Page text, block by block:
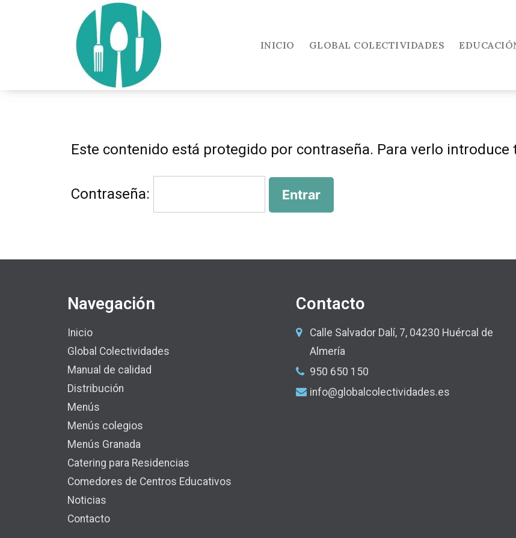
INICIO GLOBAL COLECTIVIDADES
Este contenido está protegido por contraseña. Para verlo
Contraseña:
Navegación
Inicio
Global Colectividades
Manual de calidad
Distribución
Menús
Menús colegios
Menús Granada
Catering para Residencias
Comedores de Centros Educativos
Noticias
Contacto
Contacto
Calle Salvador Dalí, 7, 04230 Huércal de
Almería
950 650 150
info@globalcolectividades.es